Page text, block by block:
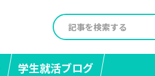
学生就活ブログ